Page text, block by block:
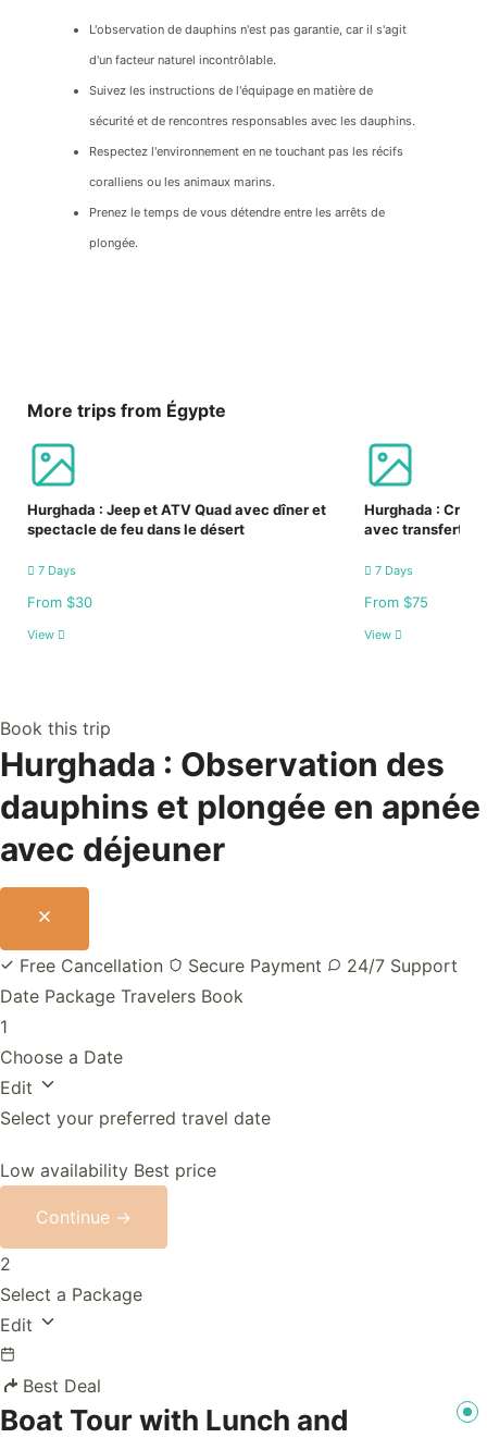
L'observation de dauphins n'est pas garantie, car il s'agit
d'un facteur naturel incontrôlable.
Suivez les instructions de l'équipage en matière de
sécurité et de rencontres responsables avec les dauphins.
Respectez l'environnement en ne touchant pas les récifs
coralliens ou les animaux marins.
Prenez le temps de vous détendre entre les arrêts de
plongée.
More trips from Égypte
Hurghada : Jeep et ATV Quad avec dîner et
spectacle de feu dans le désert
7 Days
From $30
View
Hurghada :
avec transfert et
7 Days
From $75
View
Book this trip
Hurghada : Observation des
dauphins et plongée en apnée
avec déjeuner
Free Cancellation Secure Payment
24/7 Support
Date Package Travelers Book
1
Choose a Date
Edit
Select your preferred travel date
Low availability Best price
Continue →
2
Select a Package
Edit
Best Deal
Boat Tour with Lunch and